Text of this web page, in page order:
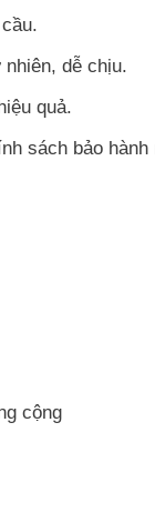
dễ chịu.
quả.
sách bảo hành
cộng